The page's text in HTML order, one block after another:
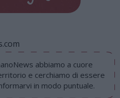
abbiamo a cuore
e cerchiamo di essere
in modo puntuale.